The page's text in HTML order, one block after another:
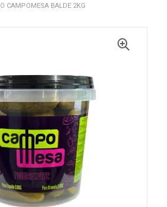
CAMPOMESA BALDE 2KG